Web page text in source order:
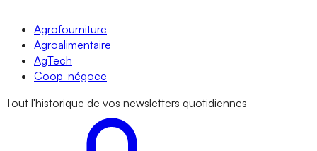
Agrofourniture
Agroalimentaire
AgTech
Coop-négoce
Tout l'historique de vos newsletters quotidiennes